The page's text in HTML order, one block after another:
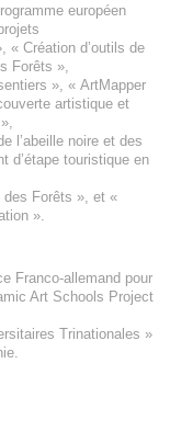
européen
« Création d’outils de
Forêts »,
», « ArtMapper
artistique et
l’abeille noire et des
d’étape touristique en
des Forêts », et «
».
Franco-allemand pour
Art Schools Project
Trinationales »